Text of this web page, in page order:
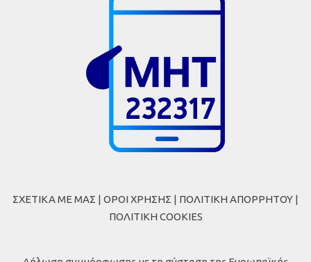
ΣΧΕΤΙΚΑ ΜΕ ΜΑΣ | ΟΡΟΙ ΧΡΗΣΗΣ | ΠΟΛΙΤΙΚΗ ΑΠΟΡΡΗΤΟΥ |
ΠΟΛΙΤΙΚΗ COOKIES